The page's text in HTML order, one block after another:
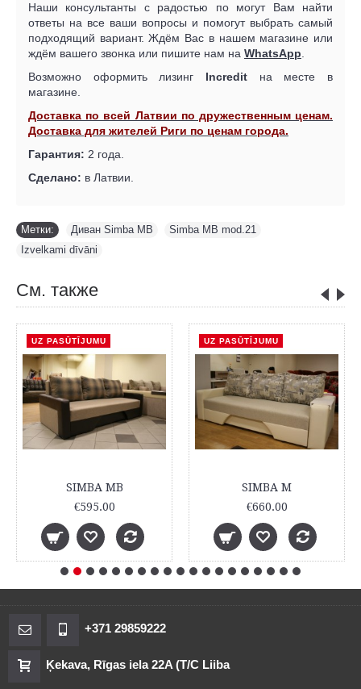
Наши консультанты с радостью по могут Вам найти
ответы на все ваши вопросы и помогут выбрать самый
подходящий вариант. Ждём Вас в нашем магазине или
ждём вашего звонка или пишите нам на WhatsApp
Возможно оформить лизинг Incredit на месте в
магазине.
Доставка по всей Латвии по дружественным ценам.
Доставка для жителей Риги по ценам города.
Гарантия: 2 года.
Сделано: в Латвии.
Метки: Диван Simba MB Simba MB mod.21
Izvelkami dīvāni
См. также
UZ PASŪTĪJUMU
SIMBA MB
€595.00
UZ PASŪTĪJUMU
SIMBA M
€660.00
+371 29859222
Ķekava, Rīgas iela 22A (T/C Liiba